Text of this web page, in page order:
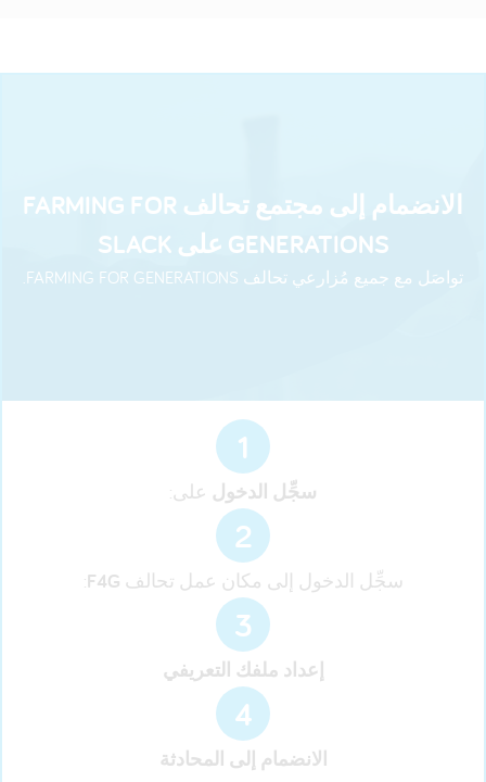
الانضمام إلى مجتمع تحالف FARMING FOR
GENERATIONS على SLACK
تواصَل مع جميع مُزارعي تحالف FARMING FOR GENERATIONS.
1
سجِّل الدخول على:
2
سجِّل الدخول إلى مكان عمل تحالف F4G
:
3
إعداد ملفك التعريفي
4
الانضمام إلى المحادثة